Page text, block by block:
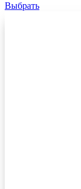
Выбрать